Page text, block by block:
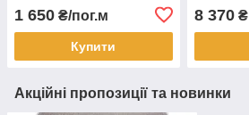
1 650 ₴/пог.м
Купити
8 370₴
Акційні пропозиції та новинки